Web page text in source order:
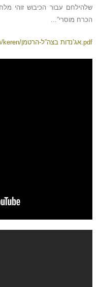
שלהילחם עבור הכיבוש זוהי
הכרח מוסרי”…
www.eyalcohen.com/keren/אג’נדות בצה”ל-הרטמן.pdf